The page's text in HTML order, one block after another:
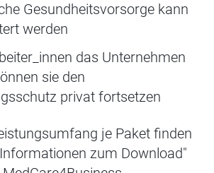
Gesundheitsvorsorge kann
werden
das Unternehmen
sie den
privat fortsetzen
je Paket finden
zum Download"